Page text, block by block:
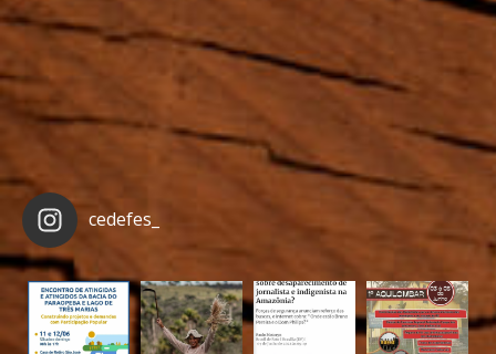
cedefes_